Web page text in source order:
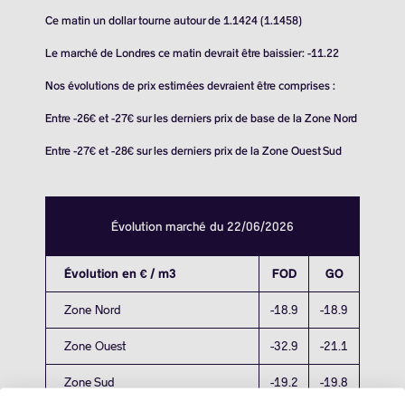
Ce matin un dollar tourne autour de 1.1424 (1.1458)
Le marché de Londres ce matin devrait être baissier: -11.22
Nos évolutions de prix estimées devraient être comprises :
Entre -26€ et -27€ sur les derniers prix de base de la Zone Nord
Entre -27€ et -28€ sur les derniers prix de la Zone Ouest Sud
Évolution marché du 22/06/2026
Évolution en € / m3 FOD GO
Zone Nord -18.9 -18.9
Zone Ouest -32.9 -21.1
Zone Sud -19.2 -19.8